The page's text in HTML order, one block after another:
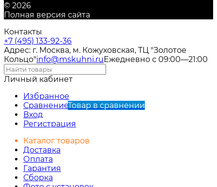
© 2026
Полная версия сайта
Контакты
+7 (495) 133-92-36
Адрес: г. Москва, м. Кожуховская, ТЦ "Золотое
Кольцо"info@mskuhni.ruЕжедневно с 09:00—21:00
Личный кабинет
Избранное
СравнениеТовар в сравнении
Вход
Регистрация
Каталог товаров
Доставка
Оплата
Гарантия
Сборка